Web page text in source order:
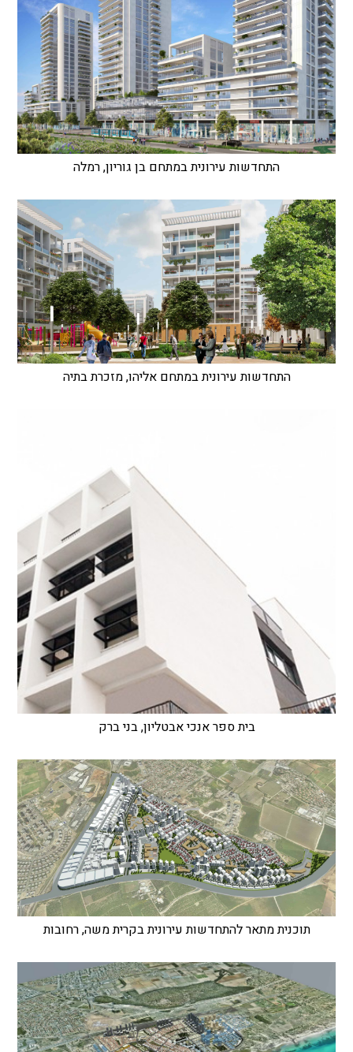
התחדשות עירונית במתחם בן גוריון, רמלה
התחדשות עירונית במתחם אליהו, מזכרת בתיה
בית ספר אנכי אבטליון, בני ברק
תוכנית מתאר להתחדשות עירונית בקרית משה, רחובות